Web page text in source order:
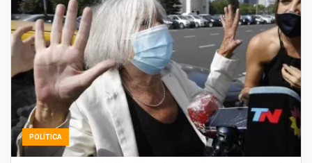
POLÍTICA